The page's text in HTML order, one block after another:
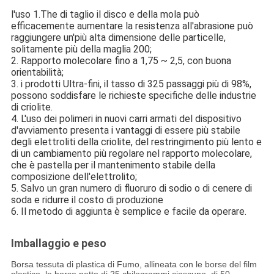
l'uso 1.The di taglio il disco e della mola può
efficacemente aumentare la resistenza all'abrasione può
raggiungere un'più alta dimensione delle particelle,
solitamente più della maglia 200;
2. Rapporto molecolare fino a 1,75 ~ 2,5, con buona
orientabilità;
3. i prodotti Ultra-fini, il tasso di 325 passaggi più di 98%,
possono soddisfare le richieste specifiche delle industrie
di criolite.
4. L'uso dei polimeri in nuovi carri armati del dispositivo
d'avviamento presenta i vantaggi di essere più stabile
degli elettroliti della criolite, del restringimento più lento e
di un cambiamento più regolare nel rapporto molecolare,
che è pastella per il mantenimento stabile della
composizione dell'elettrolito;
5. Salvo un gran numero di fluoruro di sodio o di cenere di
soda e ridurre il costo di produzione
6. Il metodo di aggiunta è semplice e facile da operare.
Imballaggio e peso
Borsa tessuta di plastica di Fumo, allineata con le borse del film